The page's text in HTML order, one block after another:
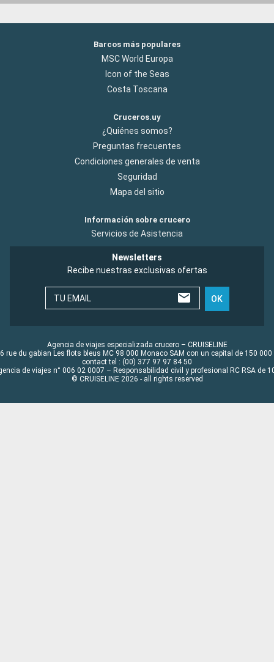
Barcos más populares
MSC World Europa
Icon of the Seas
Costa Toscana
Cruceros.uy
¿Quiénes somos?
Preguntas frecuentes
Condiciones generales de venta
Seguridad
Mapa del sitio
Información sobre crucero
Servicios de Asistencia
Newsletters
Recibe nuestras exclusivas ofertas
TU EMAIL OK
Agencia de viajes especializada crucero – CRUISELINE
rue du gabian Les flots bleus MC 98 000 Monaco SAM con un capital de 150 000
contact tel : (00) 377 97 97 84 50
de viajes n° 006 02 0007 – Responsabilidad civil y profesional RC RSA de
© CRUISELINE 2026 - all rights reserved